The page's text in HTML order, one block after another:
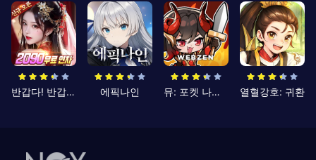
반갑다! 반갑삼국지 에픽나인 뮤: 포켓 나이츠 열혈강호: 귀환